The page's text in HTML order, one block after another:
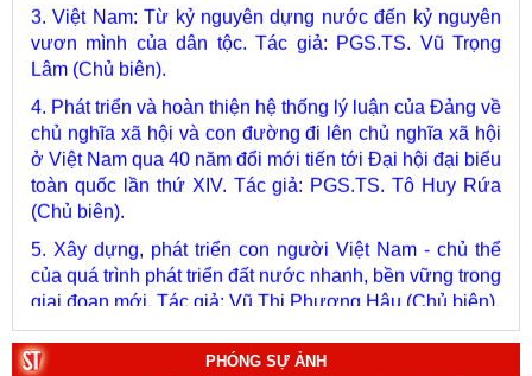
vươn mình của dân tộc. Tác giả: PGS.TS. Vũ Trọng
Lâm (Chủ biên).
4. Phát triển và hoàn thiện hệ thống lý luận của Đảng về
chủ nghĩa xã hội và con đường đi lên chủ nghĩa xã hội
ở Việt Nam qua 40 năm đổi mới tiến tới Đại hội đại biểu
toàn quốc lần thứ XIV. Tác giả: PGS.TS. Tô Huy Rứa
(Chủ biên).
5. Xây dựng, phát triển con người Việt Nam - chủ thể
của quá trình phát triển đất nước nhanh, bền vững trong
giai đoạn mới. Tác giả: Vũ Thị Phương Hậu (Chủ biên).
6. Kết hợp chặt chẽ, hài hòa giữa phát triển văn hóa với
phát triển kinh tế, chính trị, xã hội. Tác giả: PGS.TS. Vũ
Văn Phúc (Chủ biên).PHÓNG SỰ ẢNH